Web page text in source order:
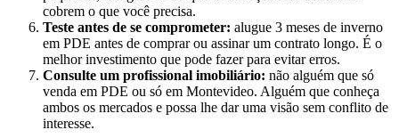
cobrem o que você precisa.
Teste antes de se comprometer: alugue 3 meses de inverno
em PDE antes de comprar ou assinar um contrato longo. É o
melhor investimento que pode fazer para evitar erros.
Consulte um profissional imobiliário: não alguém que só
venda em PDE ou só em Montevideo. Alguém que conheça
ambos os mercados e possa lhe dar uma visão sem conflito de
interesse.